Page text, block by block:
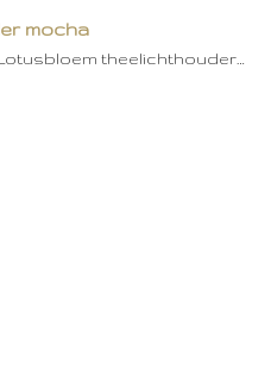
mocha
theelichthouder…